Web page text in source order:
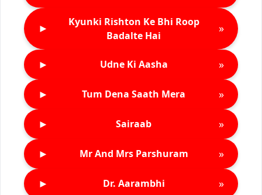
►
Kyunki Rishton Ke Bhi Roop
Badalte Hai
»
► Udne Ki Aasha »
► Tum Dena Saath Mera »
► Sairaab »
► Mr And Mrs Parshuram »
► Dr. Aarambhi »